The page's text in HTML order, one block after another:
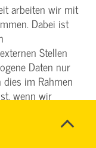
arbeiten wir mit
Dabei ist
Stellen
Daten nur
im Rahmen
wenn wir
ein berechtigtes